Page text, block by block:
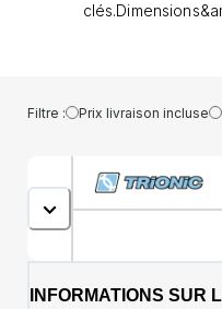
Filtre : Prix livraison incluse
INFORMATIONS SUR